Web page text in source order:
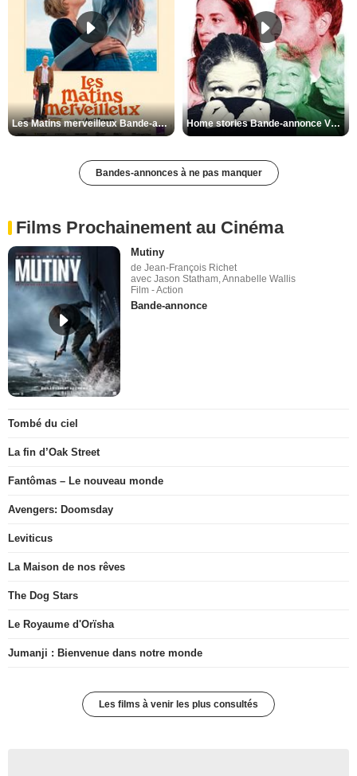
Les Matins merveilleux Bande-annonce VF Home stories Bande-annonce VO STFR
Bandes-annonces à ne pas manquer
Films Prochainement au Cinéma
Mutiny
de Jean-François Richet
avec Jason Statham, Annabelle Wallis
Film - Action
Bande-annonce
Tombé du ciel
La fin d’Oak Street
Fantômas – Le nouveau monde
Avengers: Doomsday
Leviticus
La Maison de nos rêves
The Dog Stars
Le Royaume d'Orïsha
Jumanji : Bienvenue dans notre monde
Les films à venir les plus consultés